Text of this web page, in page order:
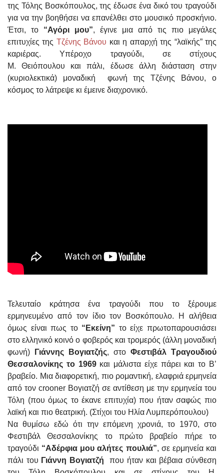
της Τόλης Βοσκόπουλος, της έδωσε ένα δικό του τραγούδι
για να την βοηθήσει να επανέλθει στο μουσικό προσκήνιο.
Έτσι, το “Αγόρι μου”, έγινε μια από τις πιο μεγάλες
επιτυχίες της Τζένης Βάνου και η απαρχή της “λαϊκής” της
καριέρας. Υπέροχο τραγούδι, σε στίχους
Μ. Θειόπουλου και πάλι, έδωσε άλλη διάσταση στην
(κυριολεκτικά) μοναδική φωνή της Τζένης Βάνου, ο
κόσμος το λάτρεψε κι έμεινε διαχρονικό.
Τελευταίο κράτησα ένα τραγούδι που το ξέρουμε
ερμηνευμένο από τον ίδιο τον Βοσκόπουλο. Η αλήθεια
όμως είναι πως το“Εκείνη” το είχε πρωτοπαρουσιάσει
στο ελληνικό κοινό ο φοβερός και τρομερός (άλλη μοναδική
φωνή) Γιάννης Βογιατζής, στο Φεστιβάλ Τραγουδιού
Θεσσαλονίκης το 1969και μάλιστα είχε πάρει και το Β’
βραβείο. Μια διαφορετική, πιο ρομαντική, ελαφριά ερμηνεία
από τον crooner Βογιατζή σε αντίθεση με την ερμηνεία του
Τόλη (που όμως το έκανε επιτυχία) που ήταν σαφώς πιο
λαϊκή και πιο θεατρική. (Στίχοι του Ηλία Λυμπερόπουλου)
Να θυμίσω εδώ ότι την επόμενη χρονιά, το 1970, στο
Φεστιβάλ Θεσσαλονίκης το πρώτο βραβείο πήρε το
τραγούδι “Αδέρφια μου αλήτες πουλιά”, σε ερμηνεία και
πάλι του Γιάννη Βογιατζή που ήταν και βέβαια σύνθεση